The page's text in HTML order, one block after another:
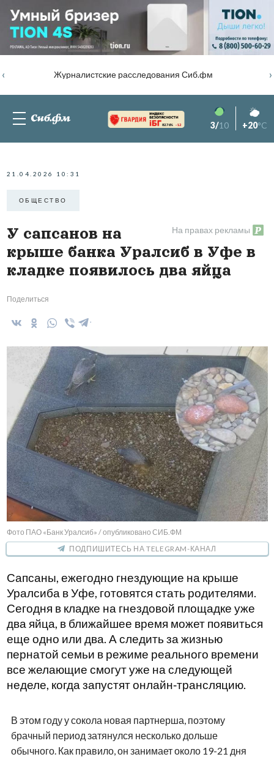
Журналистские расследования Сиб.фм
‹ ›
82.76% -1.2 3/10 +20°C
21.04.2026 10:31
ОБЩЕСТВО
На правах рекламы
У сапсанов на
крыше банка Уралсиб в Уфе в
кладке появилось два яйца
Поделиться
Фото ПАО «Банк Уралсиб» / опубликовано СИБ.ФМ
ПОДПИШИТЕСЬ НА TELEGRAM-КАНАЛ
Сапсаны, ежегодно гнездующие на крыше
Уралсиба в Уфе, готовятся стать родителями.
Сегодня в кладке на гнездовой площадке уже
два яйца, в ближайшее время может появиться
еще одно или два. А следить за жизнью
пернатой семьи в режиме реального времени
все желающие смогут уже на следующей
неделе, когда запустят онлайн‑трансляцию.
В этом году у сокола новая партнерша, поэтому
брачный период затянулся несколько дольше
обычного. Как правило, он занимает около 19-21 дня